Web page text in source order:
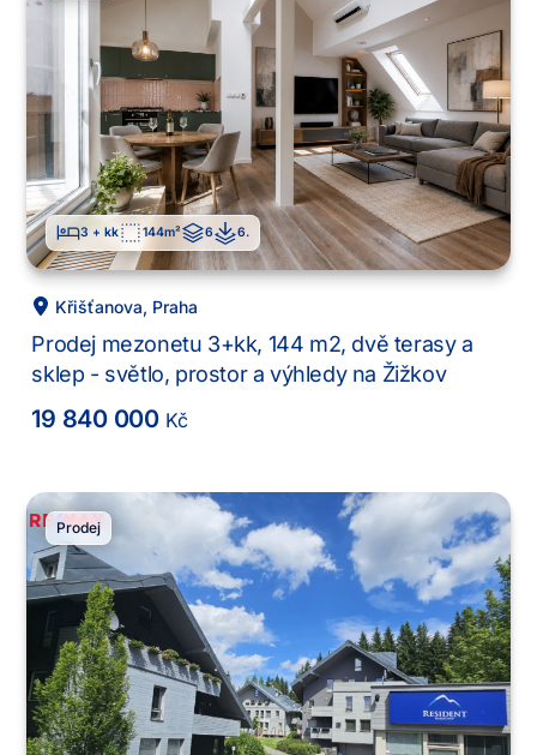
3 + kk 144m² 6 6.
Křišťanova, Praha
Prodej mezonetu 3+kk, 144 m2, dvě terasy a
sklep - světlo, prostor a výhledy na Žižkov
19 840 000 Kč
Prodej